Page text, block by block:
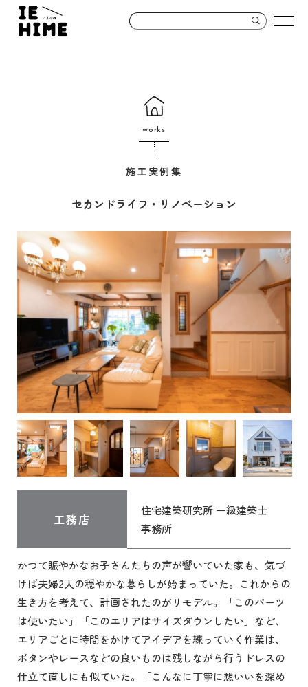
works
施工実例集
セカンドライフ・リノベーション
工務店
住宅建築研究所 一級建築士
事務所
かつて賑やかなお子さんたちの声が響いていた家も、気づ
けば夫婦2人の穏やかな暮らしが始まっていた。これからの
生き方を考えて、計画されたのがリモデル。「このパーツ
は使いたい」「このエリアはサイズダウンしたい」など、
エリアごとに時間をかけてアイデアを練っていく作業は、
ボタンやレースなどの良いものは残しながら行うドレスの
仕立て直しにも似ていた。「こんなに丁寧に想いいを深め